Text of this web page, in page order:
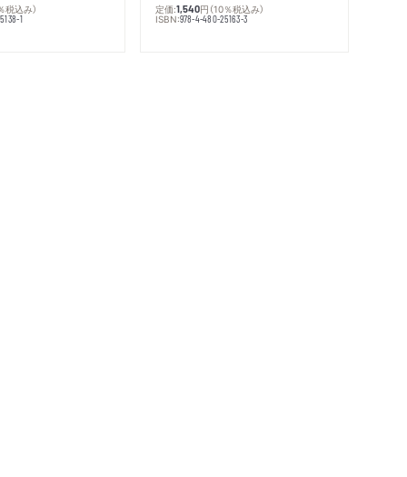
税込み）
1
定価:1,540円 （10％税込み）
ISBN:978-4-480-25163-3